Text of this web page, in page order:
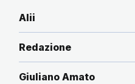
Alii
Redazione
Giuliano Amato